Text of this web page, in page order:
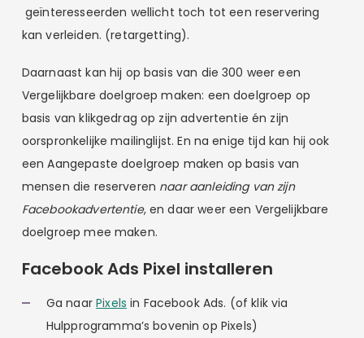
geïnteresseerden wellicht toch tot een reservering
kan verleiden. (retargetting).
Daarnaast kan hij op basis van die 300 weer een
Vergelijkbare doelgroep maken: een doelgroep op
basis van klikgedrag op zijn advertentie én zijn
oorspronkelijke mailinglijst. En na enige tijd kan hij ook
een Aangepaste doelgroep maken op basis van
mensen die reserveren naar aanleiding van zijn
Facebookadvertentie, en daar weer een Vergelijkbare
doelgroep mee maken.
Facebook Ads Pixel installeren
Ga naarPixels in Facebook Ads. (of klik via
Hulpprogramma’s bovenin op Pixels)